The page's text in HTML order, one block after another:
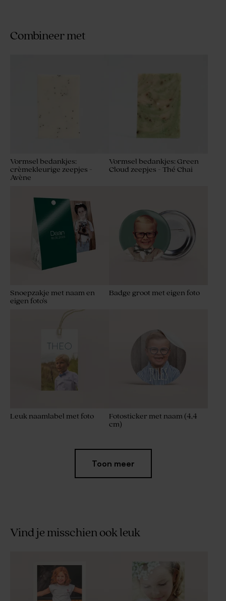
Combineer met
Vormsel bedankjes:
crèmekleurige zeepjes -
Avène
Vormsel bedankjes: Green
Cloud zeepjes - Thé Chai
Snoepzakje met naam en
eigen foto's
Badge groot met eigen foto
Leuk naamlabel met foto
Fotosticker met naam (4,4
cm)
tekst - 40 x 60 cm
Toon meer
Vind je misschien ook leuk